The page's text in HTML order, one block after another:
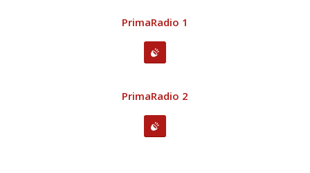
PrimaRadio 1
PrimaRadio 2